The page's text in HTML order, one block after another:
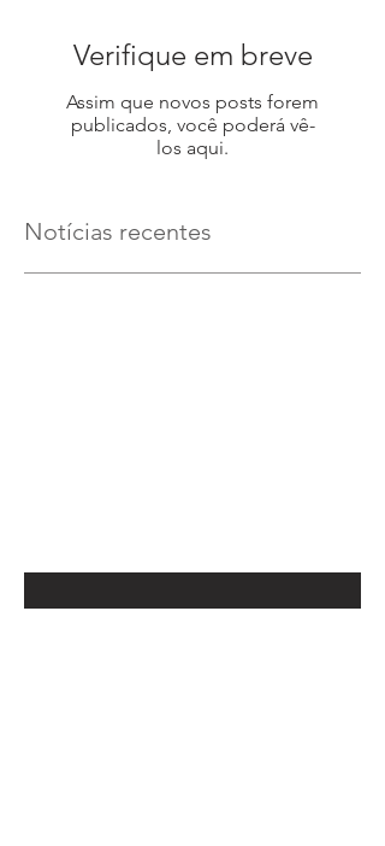
Verifique em breve
Assim que novos posts forem
publicados, você poderá vê-
los aqui.
Notícias recentes